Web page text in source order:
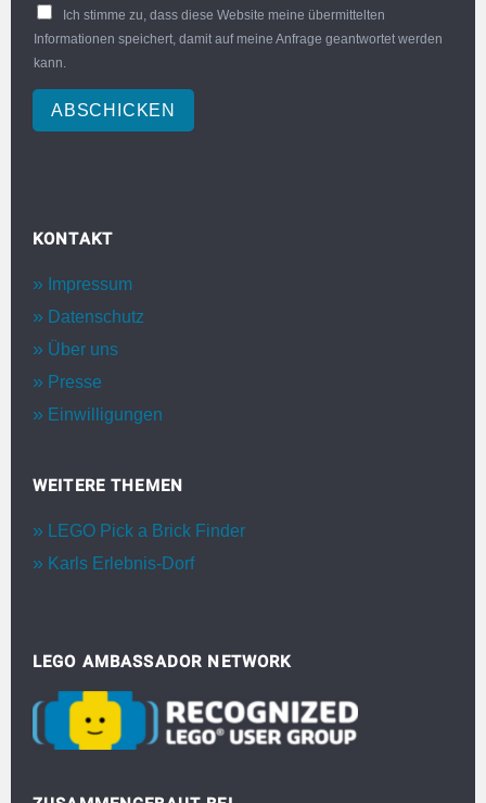
Ich stimme zu, dass diese Website meine übermittelten
Informationen speichert, damit auf meine Anfrage geantwortet werden
kann.
ABSCHICKEN
KONTAKT
Impressum
Datenschutz
Über uns
Presse
Einwilligungen
WEITERE THEMEN
LEGO Pick a Brick Finder
Karls Erlebnis-Dorf
LEGO AMBASSADOR NETWORK